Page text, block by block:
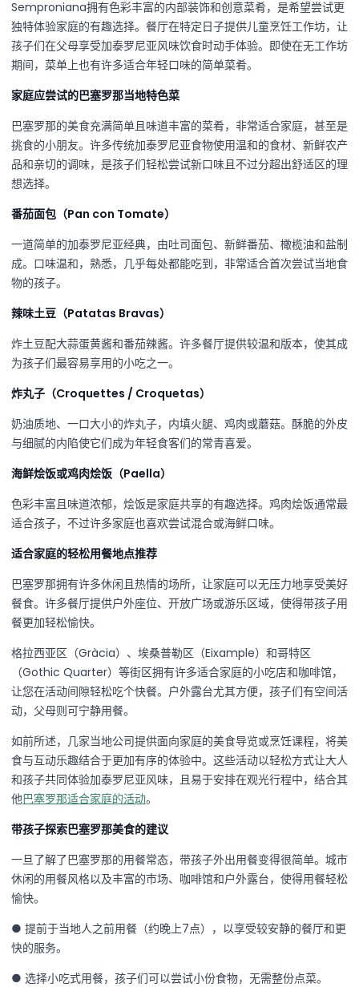
Semproniana拥有色彩丰富的内部装饰和创意菜肴，是希望尝试更
独特体验家庭的有趣选择。餐厅在特定日子提供儿童烹饪工作坊，让
孩子们在父母享受加泰罗尼亚风味饮食时动手体验。即使在无工作坊
期间，菜单上也有许多适合年轻口味的简单菜肴。
家庭应尝试的巴塞罗那当地特色菜
巴塞罗那的美食充满简单且味道丰富的菜肴，非常适合家庭，甚至是
挑食的小朋友。许多传统加泰罗尼亚食物使用温和的食材、新鲜农产
品和亲切的调味，是孩子们轻松尝试新口味且不过分超出舒适区的理
想选择。
番茄面包（Pan con Tomate）
一道简单的加泰罗尼亚经典，由吐司面包、新鲜番茄、橄榄油和盐制
成。口味温和，熟悉，几乎每处都能吃到，非常适合首次尝试当地食
物的孩子。
辣味土豆（Patatas Bravas）
炸土豆配大蒜蛋黄酱和番茄辣酱。许多餐厅提供较温和版本，使其成
为孩子们最容易享用的小吃之一。
炸丸子（Croquettes / Croquetas）
奶油质地、一口大小的炸丸子，内填火腿、鸡肉或蘑菇。酥脆的外皮
与细腻的内陷使它们成为年轻食客们的常青喜爱。
海鲜烩饭或鸡肉烩饭（Paella）
色彩丰富且味道浓郁，烩饭是家庭共享的有趣选择。鸡肉烩饭通常最
适合孩子，不过许多家庭也喜欢尝试混合或海鲜口味。
适合家庭的轻松用餐地点推荐
巴塞罗那拥有许多休闲且热情的场所，让家庭可以无压力地享受美好
餐食。许多餐厅提供户外座位、开放广场或游乐区域，使得带孩子用
餐更加轻松愉快。
格拉西亚区（Gràcia）、埃桑普勒区（Eixample）和哥特区
（Gothic Quarter）等街区拥有许多适合家庭的小吃店和咖啡馆，
让您在活动间隙轻松吃个快餐。户外露台尤其方便，孩子们有空间活
动，父母则可宁静用餐。
如前所述，几家当地公司提供面向家庭的美食导览或烹饪课程，将美
食与互动乐趣结合于更加有序的体验中。这些活动以轻松方式让大人
和孩子共同体验加泰罗尼亚风味，且易于安排在观光行程中，结合其
他巴塞罗那适合家庭的活动。
带孩子探索巴塞罗那美食的建议
一旦了解了巴塞罗那的用餐常态，带孩子外出用餐变得很简单。城市
休闲的用餐风格以及丰富的市场、咖啡馆和户外露台，使得用餐轻松
愉快。
● 提前于当地人之前用餐（约晚上7点），以享受较安静的餐厅和更
快的服务。
● 选择小吃式用餐，孩子们可以尝试小份食物，无需整份点菜。